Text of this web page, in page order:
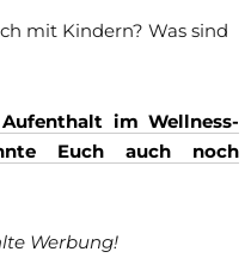
mit Kindern? Was sind
im Wellness-
Euch auch noch
Werbung!